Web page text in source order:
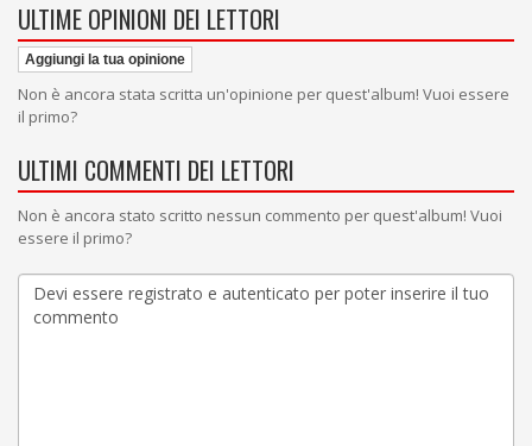
ULTIME OPINIONI DEI LETTORI
Aggiungi la tua opinione
Non è ancora stata scritta un'opinione per quest'album! Vuoi essere
il primo?
ULTIMI COMMENTI DEI LETTORI
Non è ancora stato scritto nessun commento per quest'album! Vuoi
essere il primo?